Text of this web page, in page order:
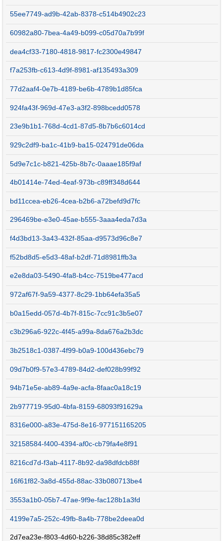
55ee7749-ad9b-42ab-8378-c514b4902c23
60982a80-7bea-4a49-b099-c05d70a7b99f
dea4cf33-7180-4818-9817-fc2300e49847
f7a253fb-c613-4d9f-8981-af135493a309
77d2aaf4-0e7b-4189-be6b-4789b1d85fca
924fa43f-969d-47e3-a3f2-898bcedd0578
23e9b1b1-768d-4cd1-87d5-8b7b6c6014cd
929c2df9-ba1c-41b9-ba15-024791de06da
5d9e7c1c-b821-425b-8b7c-0aaae185f9af
4b01414e-74ed-4eaf-973b-c89ff348d644
bd11ccea-eb26-4cea-b2b6-a72befd9d7fc
296469be-e3e0-45ae-b555-3aaa4eda7d3a
f4d3bd13-3a43-432f-85aa-d9573d96c8e7
f52bd8d5-e5d3-48af-b2df-71d8981ffb3a
e2e8da03-5490-4fa8-b4cc-7519be477acd
972af67f-9a59-4377-8c29-1bb64efa35a5
b0a15edd-057d-4b7f-815c-7cc91c3b5e07
c3b296a6-922c-4f45-a99a-8da676a2b3dc
3b2518c1-0387-4f99-b0a9-100d436ebc79
09d7b0f9-57e3-4789-84d2-def028b99f92
94b71e5e-ab89-4a9e-acfa-8faac0a18c19
2b977719-95d0-4bfa-8159-68093f91629a
8316e000-a83e-475d-8e16-977151165205
32158584-f400-4394-af0c-cb79fa4e8f91
8216cd7d-f3ab-4117-8b92-da98dfdcb88f
16f61f82-3a8d-455d-88ac-33b080713be4
3553a1b0-05b7-47ae-9f9e-fac128b1a3fd
4199e7a5-252c-49fb-8a4b-778be2deea0d
2d7ea23e-f803-4d60-b226-38d85c382eff